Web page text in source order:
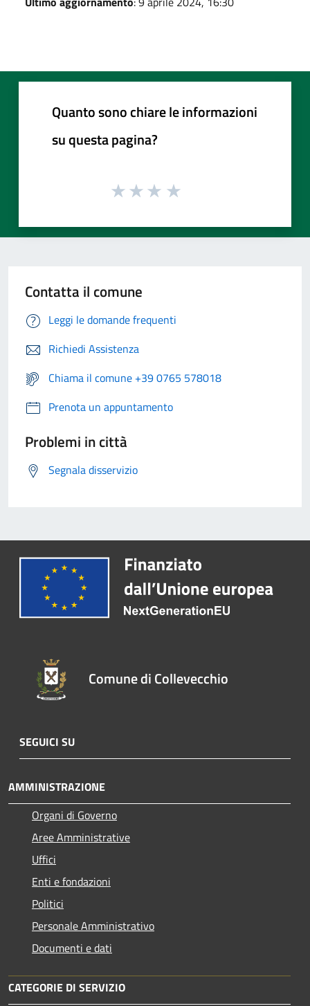
Quanto sono chiare le informazioni
su questa pagina?
Contatta il comune
Leggi le domande frequenti
Richiedi Assistenza
Chiama il comune +39 0765 578018
Prenota un appuntamento
Problemi in città
Segnala disservizio
Comune di Collevecchio
SEGUICI SU
AMMINISTRAZIONE
Organi di Governo
Aree Amministrative
Uffici
Enti e fondazioni
Politici
Personale Amministrativo
Documenti e dati
CATEGORIE DI SERVIZIO